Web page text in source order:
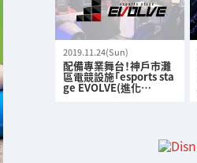
2019.11.24(Sun)
配備專業舞台！神戶市灘
區電競設施「esports sta
ge EVOLVE(進化…